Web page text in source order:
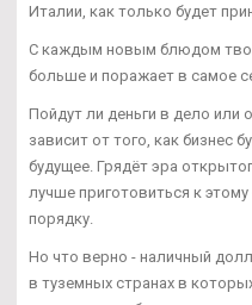
Италии, как только будет
С каждым новым блюдом
больше и поражает в самое
Пойдут ли деньги в дело или
зависит от того, как бизнес
будущее. Грядёт эра
лучше приготовиться к
порядку.
Но что верно - наличный
в туземных странах в